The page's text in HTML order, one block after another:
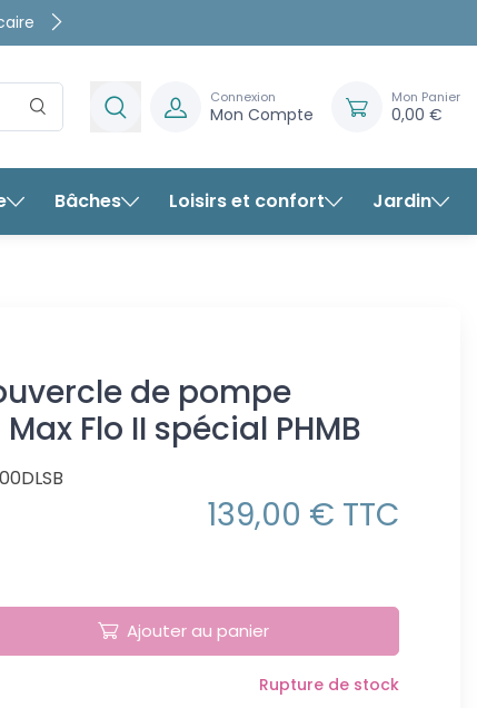
Connexion
Mon Compte
Mon Panier
0,00 €
Bâches Loisirs et confort Jardin
de pompe
Flo II spécial PHMB
139,00 € TTC
Ajouter au panier
Rupture de stock